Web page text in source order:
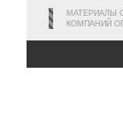
МАТЕРИАЛЫ
КОМПАНИЙ